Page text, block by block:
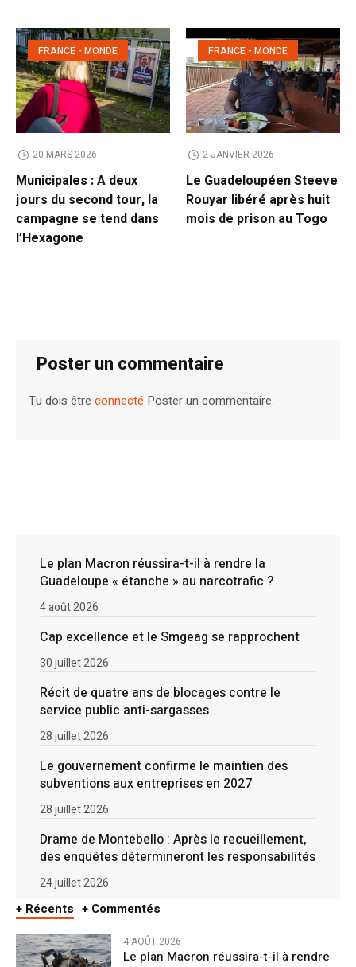
FRANCE - MONDE
20 MARS 2026
Municipales : A deux
jours du second tour, la
campagne se tend dans
l’Hexagone
FRANCE - MONDE
2 JANVIER 2026
Le Guadeloupéen Steeve
Rouyar libéré après huit
mois de prison au Togo
Poster un commentaire
Tu dois êtreconnecté Poster un commentaire.
Le plan Macron réussira-t-il à rendre la
Guadeloupe « étanche » au narcotrafic ?
4 août 2026
Cap excellence et le Smgeag se rapprochent
30 juillet 2026
Récit de quatre ans de blocages contre le
service public anti-sargasses
28 juillet 2026
Le gouvernement confirme le maintien des
subventions aux entreprises en 2027
28 juillet 2026
Drame de Montebello : Après le recueillement,
des enquêtes détermineront les responsabilités
24 juillet 2026
+ Récents + Commentés
4 AOÛT 2026
Le plan Macron réussira-t-il à rendre